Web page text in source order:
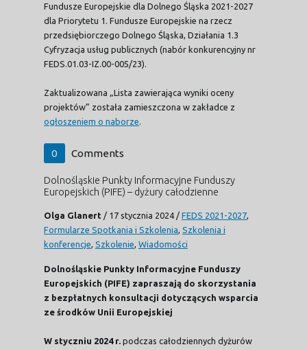
Fundusze Europejskie dla Dolnego Śląska 2021-2027
dla Priorytetu 1. Fundusze Europejskie na rzecz
przedsiębiorczego Dolnego Śląska, Działania 1.3
Cyfryzacja usług publicznych (nabór konkurencyjny nr
FEDS.01.03-IZ.00-005/23).
Zaktualizowana „Lista zawierająca wyniki oceny
projektów” została zamieszczona w zakładce z
ogłoszeniem o naborze
0 Comments
Dolnośląskie Punkty Informacyjne Funduszy
Europejskich (PIFE) – dyżury całodzienne
Olga Glanert / 17 stycznia 2024 / FEDS 2021-2027
Formularze Spotkania i Szkolenia Szkolenia i
konferencje Szkolenie Wiadomości
Dolnośląskie Punkty Informacyjne Funduszy
Europejskich (PIFE) zapraszają do skorzystania
z bezpłatnych konsultacji dotyczących wsparcia
ze środków Unii Europejskiej
W styczniu 2024 r. podczas całodziennych dyżurów